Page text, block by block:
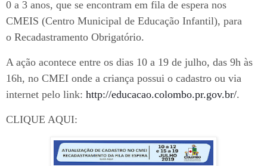
0 a 3 anos, que se encontram em fila de espera nos
CMEIS (Centro Municipal de Educação Infantil), para
o Recadastramento Obrigatório.
A ação acontece entre os dias 10 a 19 de julho, das 9h às
16h, no CMEI onde a criança possui o cadastro ou via
internet pelo link: http://educacao.colombo.pr.gov.br/.
CLIQUE AQUI: